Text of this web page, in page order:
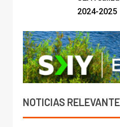
2024-2025
NOTICIAS